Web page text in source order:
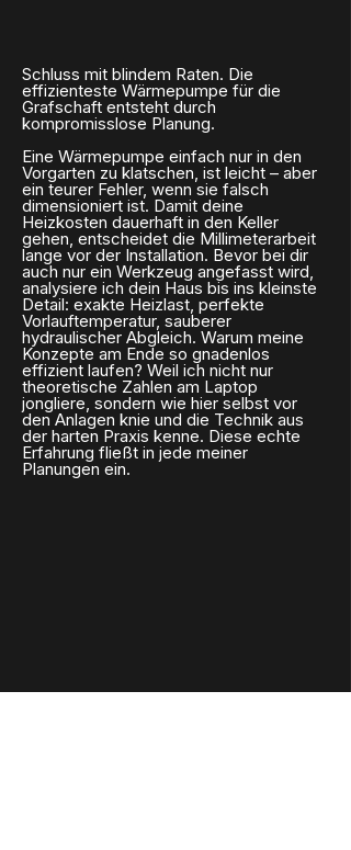
Schluss mit blindem Raten. Die
effizienteste Wärmepumpe für die
Grafschaft entsteht durch
kompromisslose Planung.
Eine Wärmepumpe einfach nur in den
Vorgarten zu klatschen, ist leicht – aber
ein teurer Fehler, wenn sie falsch
dimensioniert ist. Damit deine
Heizkosten dauerhaft in den Keller
gehen, entscheidet die Millimeterarbeit
lange vor der Installation. Bevor bei dir
auch nur ein Werkzeug angefasst wird,
analysiere ich dein Haus bis ins kleinste
Detail: exakte Heizlast, perfekte
Vorlauftemperatur, sauberer
hydraulischer Abgleich. Warum meine
Konzepte am Ende so gnadenlos
effizient laufen? Weil ich nicht nur
theoretische Zahlen am Laptop
jongliere, sondern wie hier selbst vor
den Anlagen knie und die Technik aus
der harten Praxis kenne. Diese echte
Erfahrung fließt in jede meiner
Planungen ein.